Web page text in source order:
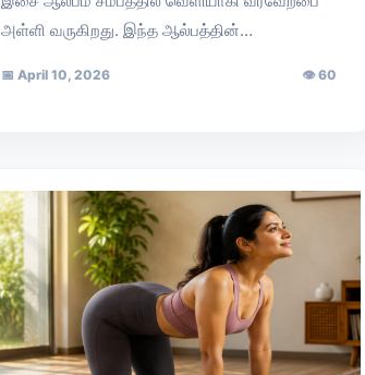
அள்ளி வருகிறது. இந்த ஆல்பத்தின்…
📅 April 10, 2026 👁60